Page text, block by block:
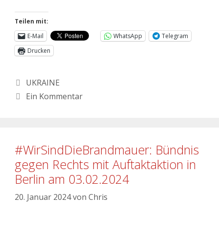
Teilen mit:
E-Mail
WhatsApp
Telegram
Drucken
UKRAINE
Ein Kommentar
#WirSindDieBrandmauer: Bündnis
gegen Rechts mit Auftaktaktion in
Berlin am 03.02.2024
20. Januar 2024von Chris